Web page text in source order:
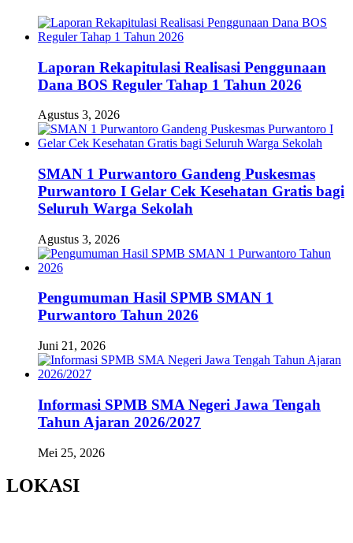
Laporan Rekapitulasi Realisasi Penggunaan
Dana BOS Reguler Tahap 1 Tahun 2026
Agustus 3, 2026
SMAN 1 Purwantoro Gandeng Puskesmas
Purwantoro I Gelar Cek Kesehatan Gratis bagi
Seluruh Warga Sekolah
Agustus 3, 2026
Pengumuman Hasil SPMB SMAN 1
Purwantoro Tahun 2026
Juni 21, 2026
Informasi SPMB SMA Negeri Jawa Tengah
Tahun Ajaran 2026/2027
Mei 25, 2026
LOKASI